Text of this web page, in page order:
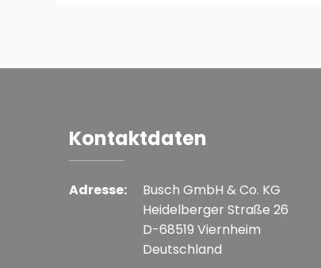
Kontaktdaten
Adresse:
Busch GmbH & Co. KG
Heidelberger Straße 26
D-68519 Viernheim
Deutschland